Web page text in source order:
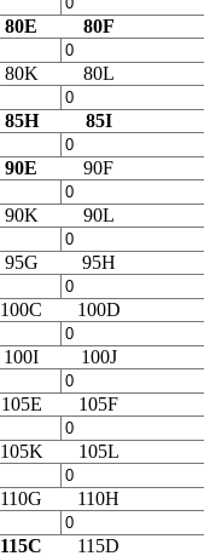
80E 80F
80K 80L
85H 85I
90E 90F
90K 90L
95G 95H
100C 100D
100I 100J
105E 105F
105K 105L
110G 110H
115C 115D